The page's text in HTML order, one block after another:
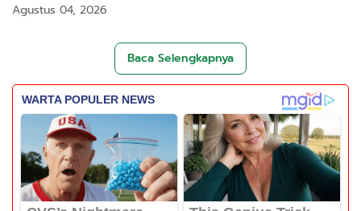
Agustus 04, 2026
Baca Selengkapnya